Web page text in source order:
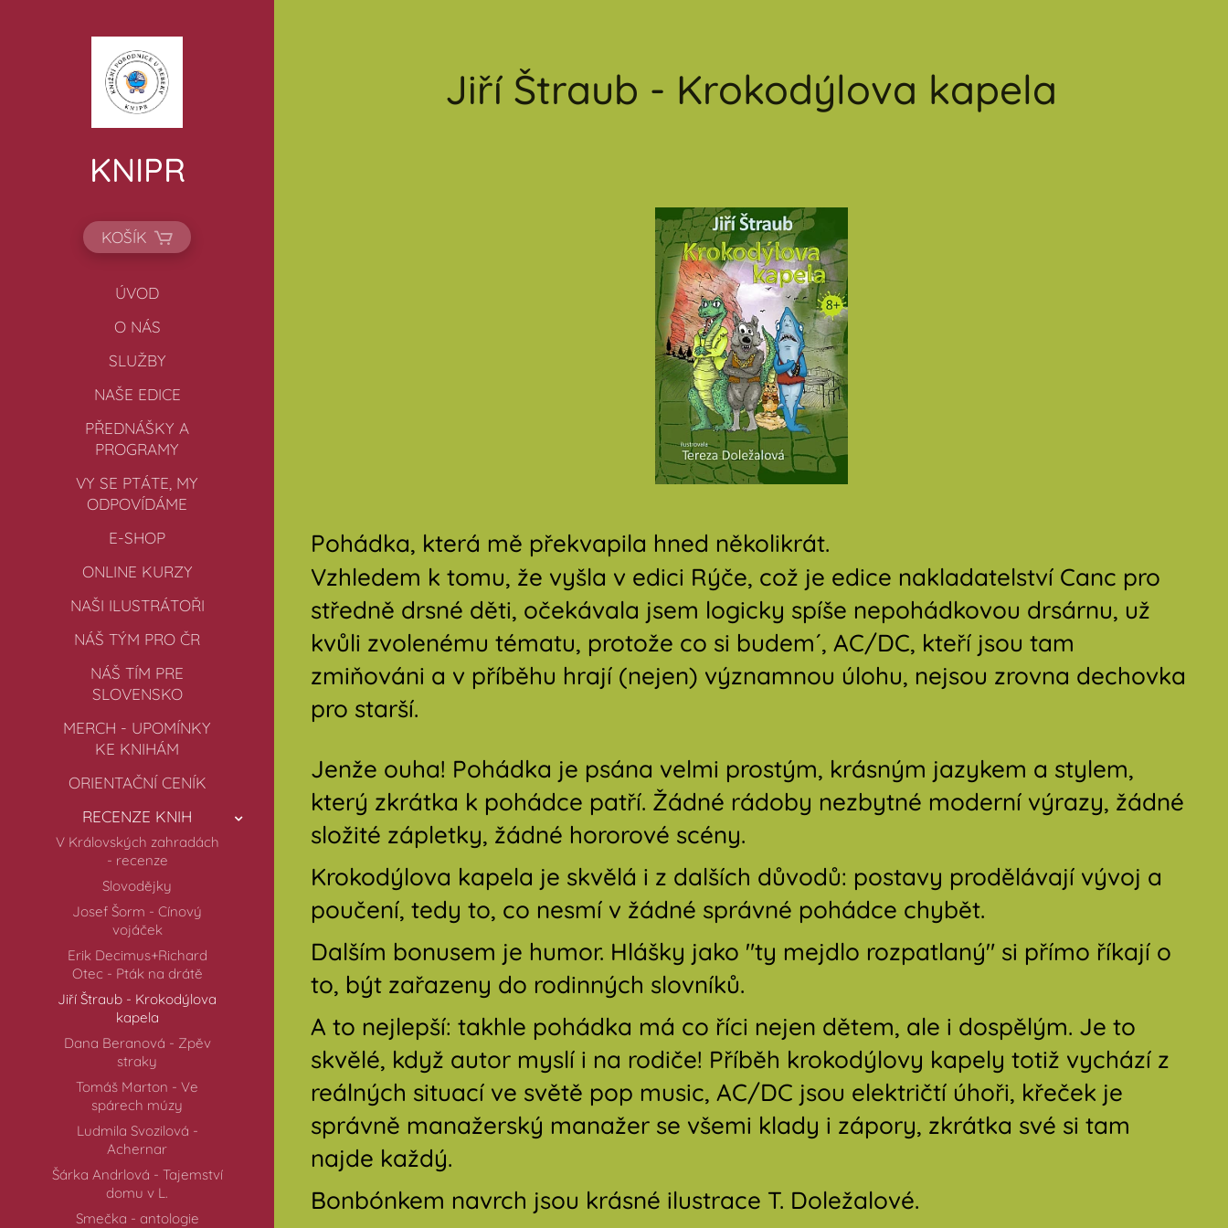
KNIPR
KOŠÍK
ÚVOD
O NÁS
SLUŽBY
NAŠE EDICE
PŘEDNÁŠKY A
PROGRAMY
VY SE PTÁTE, MY
ODPOVÍDÁME
E-SHOP
ONLINE KURZY
NAŠI ILUSTRÁTOŘI
NÁŠ TÝM PRO ČR
NÁŠ TÍM PRE
SLOVENSKO
MERCH - UPOMÍNKY
KE KNIHÁM
ORIENTAČNÍ CENÍK
RECENZE KNIH
V Královských zahradách
- recenze
Slovodějky
Josef Šorm - Cínový
vojáček
Erik Decimus+Richard
Otec - Pták na drátě
Jiří Štraub - Krokodýlova
kapela
Dana Beranová - Zpěv
straky
Tomáš Marton - Ve
spárech múzy
Ludmila Svozilová -
Achernar
Šárka Andrlová - Tajemství
domu v L.
Smečka - antologie
Jiří Štraub - Krokodýlova kapela
Pohádka, která mě překvapila hned několikrát.
Vzhledem k tomu, že vyšla v edici Rýče, což je edice nakladatelství Canc pro
středně drsné děti, očekávala jsem logicky spíše nepohádkovou drsárnu, už
kvůli zvolenému tématu, protože co si budem´, AC/DC, kteří jsou tam
zmiňováni a v příběhu hrají (nejen) významnou úlohu, nejsou zrovna dechovka
pro starší.
Jenže ouha! Pohádka je psána velmi prostým, krásným jazykem a stylem,
který zkrátka k pohádce patří. Žádné rádoby nezbytné moderní výrazy, žádné
složité zápletky, žádné hororové scény.
Krokodýlova kapela je skvělá i z dalších důvodů: postavy prodělávají vývoj a
poučení, tedy to, co nesmí v žádné správné pohádce chybět.
Dalším bonusem je humor. Hlášky jako "ty mejdlo rozpatlaný" si přímo říkají o
to, být zařazeny do rodinných slovníků.
A to nejlepší: takhle pohádka má co říci nejen dětem, ale i dospělým. Je to
skvělé, když autor myslí i na rodiče! Příběh krokodýlovy kapely totiž vychází z
reálných situací ve světě pop music, AC/DC jsou električtí úhoři, křeček je
správně manažerský manažer se všemi klady i zápory, zkrátka své si tam
najde každý.
Bonbónkem navrch jsou krásné ilustrace T. Doležalové.